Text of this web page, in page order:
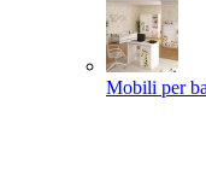
Mobili per